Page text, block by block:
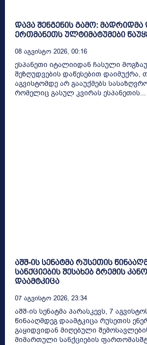
დავა შენგენის გამო:
ერთმანეთს ულტიმატუმები
08 Აგვისტო 2026, 00:16
ესპანეთი იტალიიდან ჩასული
შეზღუდვების დაწესებით დაიმუქრა,
აგვისტომდე არ გააუქმებს
რომელიც გასულ კვირას ესპანეთის...
აშშ-ის სენატმა რუსეთის
სანქციების შესახებ გრემის
დაამტკიცა
07 Აგვისტო 2026, 23:34
აშშ-ის სენატმა პარასკევს, 7
წინააღმდეგ დაამტკიცა რუსეთის
გაყიდვიდან მიღებული
მიმართული სანქციების